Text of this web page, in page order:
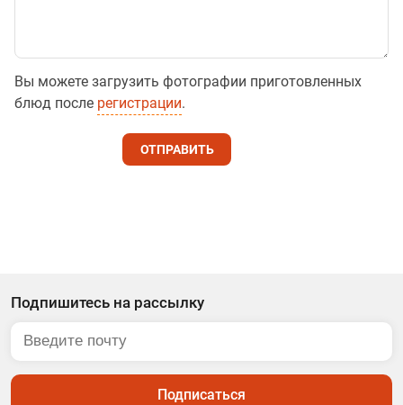
Вы можете загрузить фотографии приготовленных
блюд после регистрации.
ОТПРАВИТЬ
Подпишитесь на рассылку
Подписаться